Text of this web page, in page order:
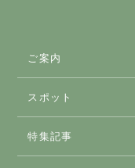
ご案内
スマートICのご案内
スポット
おすすめスポット
特集記事